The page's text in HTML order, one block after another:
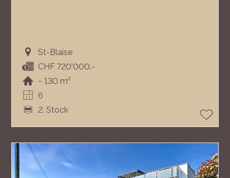
St-Blaise
CHF 720'000.-
~ 130 m²
6
2. Stock